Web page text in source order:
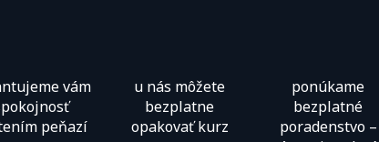
vám
peňazí
u nás môžete
bezplatne
opakovať kurz
ponúkame
bezplatné
poradenstvo –